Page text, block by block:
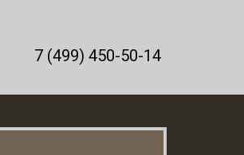
7 (499) 450-50-14